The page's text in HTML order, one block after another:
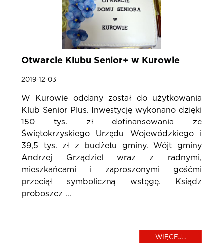
Otwarcie Klubu Senior+ w Kurowie
2019-12-03
W Kurowie oddany został do użytkowania
Klub Senior Plus. Inwestycję wykonano dzięki
150 tys. zł dofinansowania ze
Świętokrzyskiego Urzędu Wojewódzkiego i
39,5 tys. zł z budżetu gminy. Wójt gminy
Andrzej Grządziel wraz z radnymi,
mieszkańcami i zaproszonymi gośćmi
przeciął symboliczną wstęgę. Ksiądz
proboszcz ...
WIĘCEJ...